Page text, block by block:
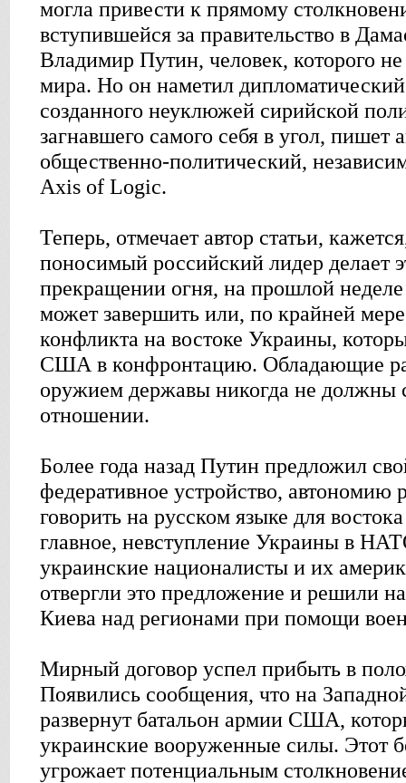
могла привести к прямому
вступившейся за правительство в
Владимир Путин, человек, которого
мира. Но он наметил
созданного неуклюжей сирийской
загнавшего самого себя в угол, пишет
общественно-политический,
Axis of Logic.
Теперь, отмечает автор статьи,
поносимый российский лидер делает
прекращении огня, на прошлой
может завершить или, по крайней
конфликта на востоке Украины,
США в конфронтацию. Обладающие
оружием державы никогда не должны
отношении.
Более года назад Путин предложил
федеративное устройство, автономию
говорить на русском языке для
главное, невступление Украины в
украинские националисты и их
отвергли это предложение и решили
Киева над регионами при помощи
Мирный договор успел прибыть в
Появились сообщения, что на
развернут батальон армии США,
украинские вооруженные силы. Этот
угрожает потенциальным